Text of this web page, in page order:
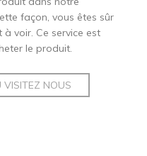
façon, vous êtes sûr
voir. Ce service est
le produit.
VISITEZ NOUS